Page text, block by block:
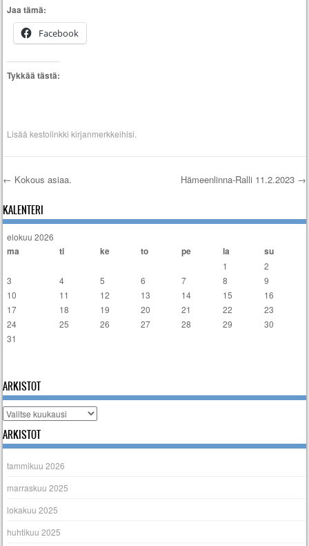
Jaa tämä:
Facebook
Tykkää tästä:
Lisääkestolinkki kirjanmerkkeihisi.
Artikkelien selaus
← Kokous asiaa. Hämeenlinna-Ralli 11.2.2023 →
KALENTERI
elokuu 2026
ma ti ke to pe la su
1
2
3
4 5 6 7 8
9
10
11 12 13 14 15
16
17
18 19 20 21 22
23
24
25 26 27 28 29
30
31
ARKISTOT
Arkistot
ARKISTOT
tammikuu 2026
marraskuu 2025
lokakuu 2025
huhtikuu 2025